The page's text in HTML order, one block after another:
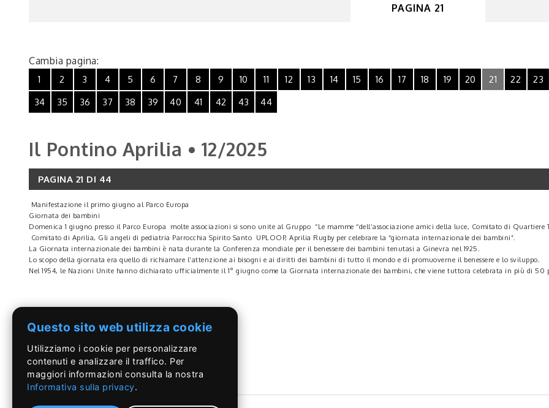
PAGINA 21
Cambia pagina:
1 2 3 4 5 6 7 8 9 10 11 12 13 14 15 16 17 18 19 20 21 22 23
34
35 36 37 38 39 40 41 42 43 44
Il Pontino Aprilia • 12/2025
PAGINA 21 DI 44
Manifestazione il primo giugno al Parco Europa
Giornata dei bambini
Domenica 1 giugno presso il Parco Europa molte associazioni si sono unite al Gruppo “Le mamme “dell’associazione amici della luce, Comitato di Quartiere
Comitato di Aprilia, Gli angeli di pediatria Parrocchia Spirito Santo UPLOOP, Aprilia Rugby per celebrare la “giornata internazionale dei bambini”.
La Giornata internazionale dei bambini è nata durante la Conferenza mondiale per il benessere dei bambini tenutasi a Ginevra nel 1925.
Lo scopo della giornata era quello di richiamare l’attenzione ai bisogni e ai diritti dei bambini di tutto il mondo e di promuoverne il benessere e lo sviluppo.
Nel 1954, le Nazioni Unite hanno dichiarato ufficialmente il 1° giugno come la Giornata internazionale dei bambini, che viene tuttora celebrata in più di 50
Con la splendida voce di Anna Bello che ha incantato il pubblico con gli stornelli romani, si chiude l’edizione di giugno del mercatino, iniziato stamattina con
Questo evento chiude una rassegna di eventi che abbiamo organizzato insieme al mercatino, come la sfilata di abiti etnici a marzo, gli omaggi di cioccolata
Eventi che dimostrano quanto il mercatino sia diventato un evento di richiamo per tutti i gusti, per animare il centro storico. Una serie di eventi che hanno
famiglie insieme ad eventi sia mattina che pomeriggio.
Il nostro impegno nell’animare il centro storico continuerà nei mercatini serali dei giovedì di shopping days portando espositori di oggetti usati e vintage,
sempre, come forma di attrazione anche per cittadini dei Comuni limitrofi, a dimostrazione di quanto sia viva la comunità apriliana.
Questo sito web utilizza cookie
Utilizziamo i cookie per personalizzare
contenuti e analizzare il traffico. Per
maggiori informazioni consulta la nostra
Informativa sulla privacy.